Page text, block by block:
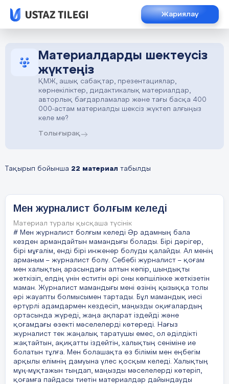
Жариялау
Материалдарды шектеусіз
жүктеңіз
ҚМЖ, ашық сабақтар, презентациялар,
көрнекіліктер, дидактикалық материалдар,
авторлық бағдарламалар және тағы басқа 400
000-астам материалды шексіз жүктеп алғыңыз
келе ме?
Толығырақ
Тақырып бойынша 22 материал табылды
Мен журналист болғым келеді
Материал туралы қысқаша түсінік
# Мен журналист болғым келеді Әр адамның бала
кезден армандайтын мамандығы болады. Бірі дәрігер,
бірі мұғалім, енді бірі инженер болуды қалайды. Ал менің
арманым – журналист болу. Себебі журналист – қоғам
мен халықтың арасындағы алтын көпір, шындықты
жеткізіп, елдің үнін еститін әрі оны көпшілікке жеткізетін
маман. Журналист мамандығы мені өзінің қызыққа толы
әрі жауапты болмысымен тартады. Бұл мамандық иесі
әртүрлі адамдармен кездесіп, маңызды оқиғалардың
ортасында жүреді, жаңа ақпарат іздейді және
қоғамдағы өзекті мәселелерді көтереді. Нағыз
журналист тек жаңалық таратушы емес, ол әділдікті
жақтайтын, ақиқатты іздейтін, халықтың сеніміне ие
болатын тұлға. Мен болашақта өз білімім мен еңбегім
арқылы елімнің дамуына үлес қосқым келеді. Халықтың
мұң-мұқтажын тыңдап, маңызды мәселелерді көтеріп,
қоғамға пайдасы тиетін материалдар дайындауды